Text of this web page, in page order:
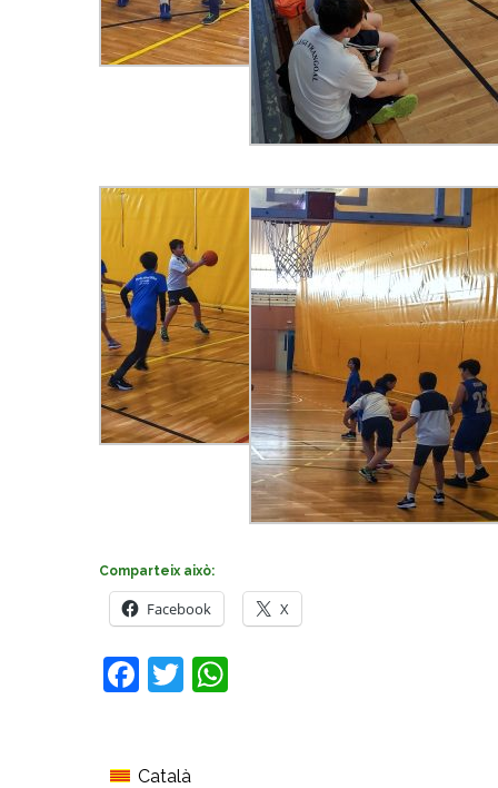
Comparteix això:
Facebook X
Facebook
Twitter
Català